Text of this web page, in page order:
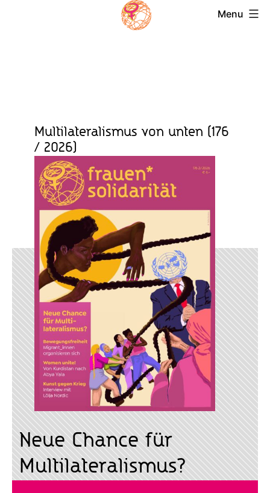
Menu
Multilateralismus von unten (176
/ 2026)
Neue Chance für
Multilateralismus?